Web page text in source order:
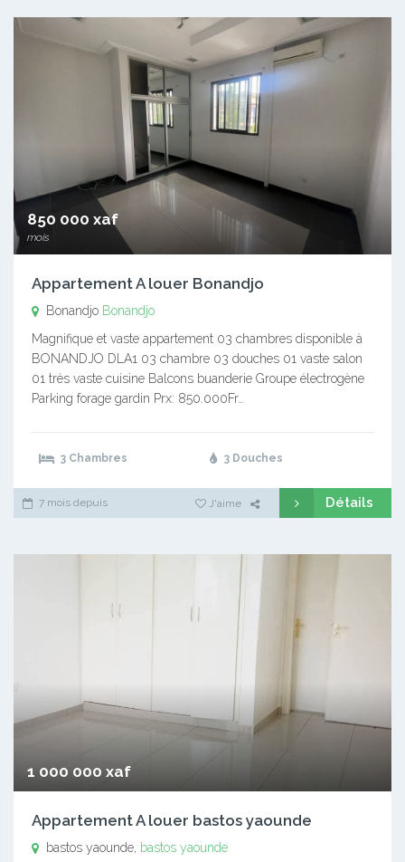
850 000 xaf
mois
Appartement A louer Bonandjo
Bonandjo Bonandjo
Magnifique et vaste appartement 03 chambres disponible à
BONANDJO DLA1 03 chambre 03 douches 01 vaste salon
01 très vaste cuisine Balcons buanderie Groupe électrogène
Parking forage gardin Prx: 850.000Fr…
3 Chambres 3 Douches
7 mois depuis J'aime Détails
1 000 000 xaf
Appartement A louer bastos yaounde
bastos yaounde, bastos yaounde